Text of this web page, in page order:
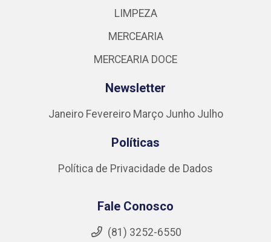
LIMPEZA
MERCEARIA
MERCEARIA DOCE
Newsletter
Janeiro Fevereiro Março Junho Julho
Políticas
Política de Privacidade de Dados
Fale Conosco
(81) 3252-6550